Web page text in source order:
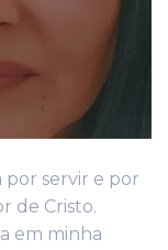
por servir e por
de Cristo.
em minha